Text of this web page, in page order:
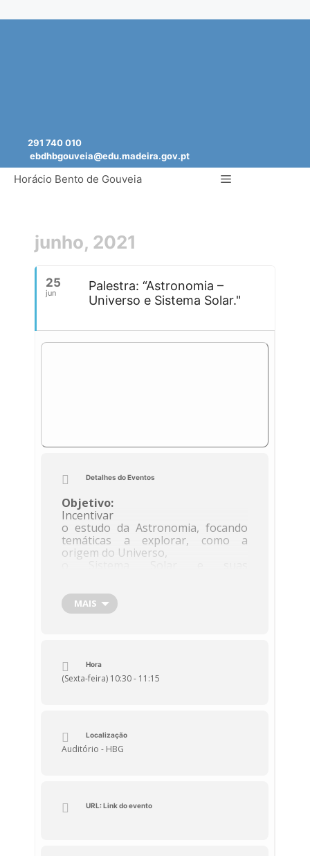
291 740 010
ebdhbgouveia@edu.madeira.gov.pt
Horácio Bento de Gouveia Menu
junho, 2021
25
jun
Palestra: “Astronomia –
Universo e Sistema Solar."
Detalhes do Eventos
Objetivo:
Incentivar
o estudo da Astronomia, focando
temáticas a explorar, como a
origem do Universo,
Entidade responsável:
MAIS
Hora
(Sexta-feira) 10:30 - 11:15
Localização
Auditório - HBG
URL: Link do evento